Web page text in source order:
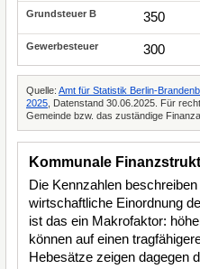
350
300
Quelle: Amt für Statistik Berlin-
2025 , Datenstand 30.06.2025. Für
Gemeinde bzw. das zuständige
Kommunale
Die Kennzahlen
wirtschaftliche Einordnung
ist das ein Makrofaktor:
können auf einen
Hebesätze zeigen dagegen